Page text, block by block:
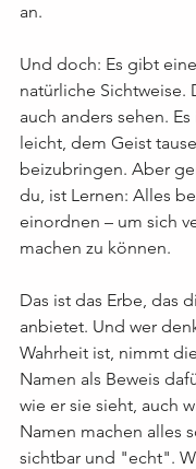
an.
Und doch: Es gibt
natürliche Sichtweise.
auch anders sehen.
leicht, dem Geist
beizubringen. Aber
du, ist Lernen: Alles
einordnen – um sich
machen zu können.
Das ist das Erbe, das
anbietet. Und wer
Wahrheit ist, nimmt
Namen als Beweis
wie er sie sieht, auch
Namen machen alles
sichtbar und "echt".